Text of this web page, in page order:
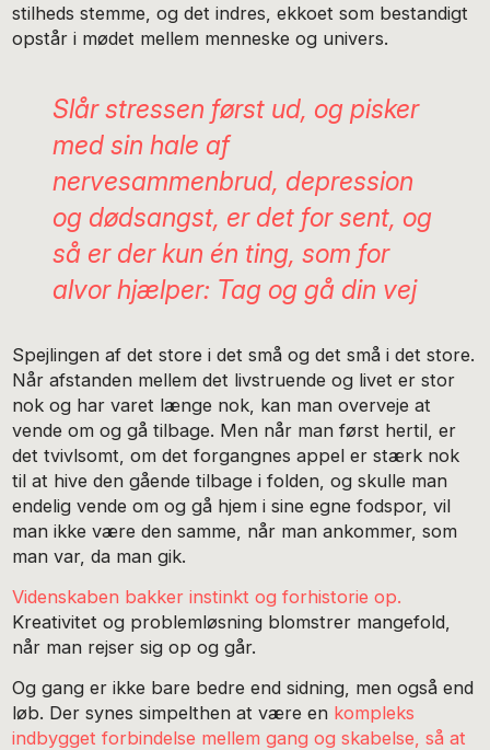
stilheds stemme, og det indres, ekkoet som bestandigt
opstår i mødet mellem menneske og univers.
Slår stressen først ud, og pisker
med sin hale af
nervesammenbrud, depression
og dødsangst, er det for sent, og
så er der kun én ting, som for
alvor hjælper: Tag og gå din vej
Spejlingen af det store i det små og det små i det store.
Når afstanden mellem det livstruende og livet er stor
nok og har varet længe nok, kan man overveje at
vende om og gå tilbage. Men når man først hertil, er
det tvivlsomt, om det forgangnes appel er stærk nok
til at hive den gående tilbage i folden, og skulle man
endelig vende om og gå hjem i sine egne fodspor, vil
man ikke være den samme, når man ankommer, som
man var, da man gik.
Videnskaben bakker instinkt og forhistorie op.
Kreativitet og problemløsning blomstrer mangefold,
når man rejser sig op og går.
Og gang er ikke bare bedre end sidning, men også end
løb. Der synes simpelthen at være en kompleks
indbygget forbindelse mellem gang og skabelse, så at